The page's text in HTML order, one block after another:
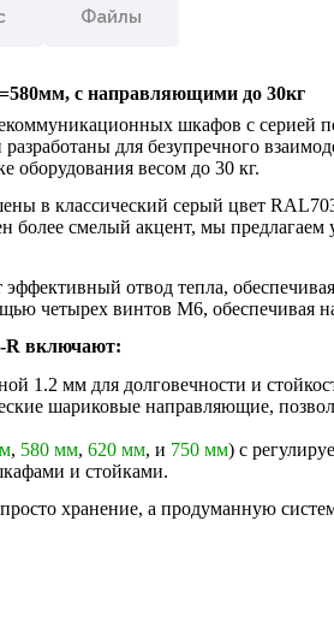
Файлы
с направляющими до 30кг
шкафов с серией
разработаны для безупречного
оборудования весом до 30 кг.
в классический серый цвет
смелый акцент, мы предлагаем
отвод тепла,
четырех винтов М6, обеспечивая
R включают:
1.2 мм для долговечности и
шариковые направляющие,
, 580 мм, 620 мм, и 750 мм) с
и стойками.
хранение, а продуманную